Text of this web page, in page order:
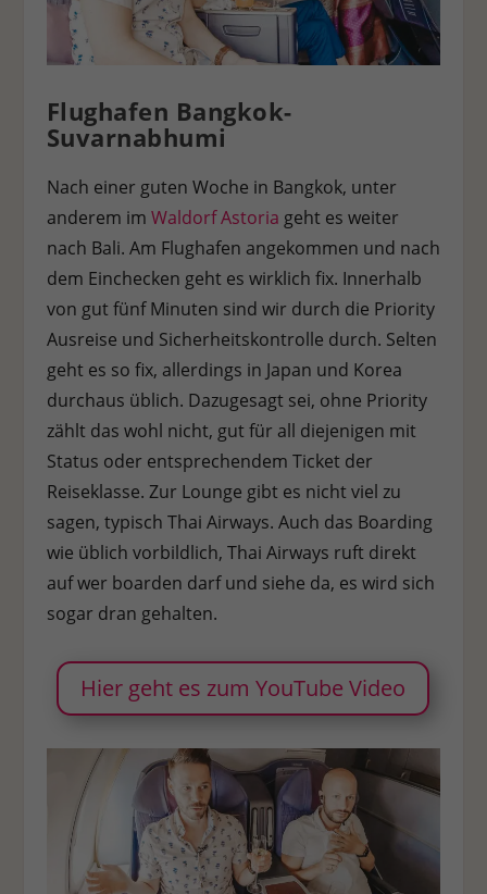
Flughafen Bangkok-
Suvarnabhumi
Nach einer guten Woche in Bangkok, unter
anderem im Waldorf Astoria geht es weiter
nach Bali. Am Flughafen angekommen und nach
dem Einchecken geht es wirklich fix. Innerhalb
von gut fünf Minuten sind wir durch die Priority
Ausreise und Sicherheitskontrolle durch. Selten
geht es so fix, allerdings in Japan und Korea
durchaus üblich. Dazugesagt sei, ohne Priority
zählt das wohl nicht, gut für all diejenigen mit
Status oder entsprechendem Ticket der
Reiseklasse. Zur Lounge gibt es nicht viel zu
sagen, typisch Thai Airways. Auch das Boarding
wie üblich vorbildlich, Thai Airways ruft direkt
auf wer boarden darf und siehe da, es wird sich
sogar dran gehalten.
Hier geht es zum YouTube Video
Personenbezogene Daten können verarbeitet werden (z. B. IP-
Adressen), z. B. für personalisierte Anzeigen und Inhalte oder
Anzeigen- und Inhaltsmessung. Weitere Informationen über
Verarbeitung Ihrer Daten zuzustimmen, um dieses Angebot
nutzen zu können. Bitte beachten Sie, dass aufgrund
Funktionen der Website zur Verfügung stehen.
Hier finden Sie eine Übersicht über alle verwendeten Cookies.
Sie können Ihre Einwilligung zu ganzen Kategorien geben
oder sich weitere Informationen anzeigen lassen und so nur
bestimmte Cookies auswählen.
Alle akzeptieren Speichern Ablehnen
Datenschutzeinstellungen
Essenziell (1)
Essenzielle Cookies ermöglichen grundlegende Funktionen und sind für
die einwandfreie Funktion der Website erforderlich.
Cookie-Informationen anzeigen
Statistiken (1)
Statistik Cookies erfassen Informationen anonym. Diese Informationen
helfen uns zu verstehen, wie unsere Besucher unsere Website nutzen.
Cookie-Informationen anzeigen
Externe Medien (7)
Inhalte von Videoplattformen und Social-Media-Plattformen werden
standardmäßig blockiert. Wenn Cookies von externen Medien akzeptiert
Einwilligung mehr.
Cookie-Informationen anzeigen
Datenschutzerklärung